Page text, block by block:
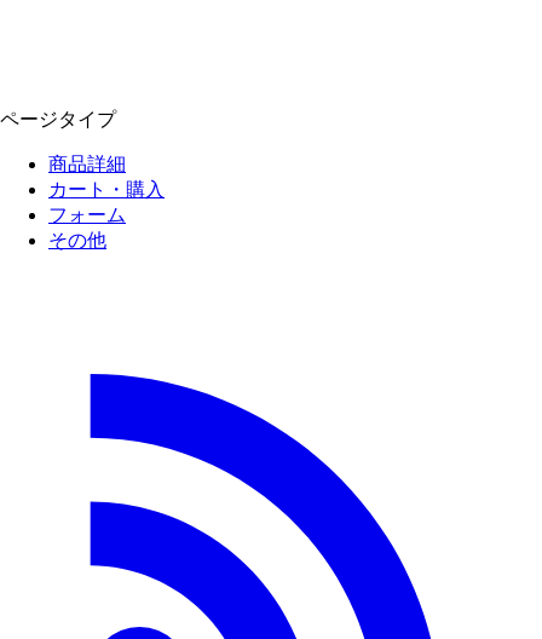
ページタイプ
商品詳細
カート・購入
フォーム
その他